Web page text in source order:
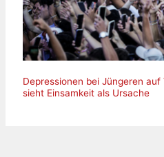
Depressionen bei Jüngeren
sieht Einsamkeit als Ursache